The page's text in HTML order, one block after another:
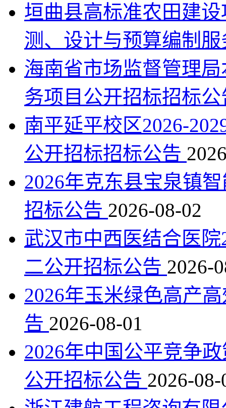
垣曲县高标准农田建
测、设计与预算编制
海南省市场监督管理
务项目公开招标招标
南平延平校区2026-
公开招标招标公告
2026年克东县宝泉镇
招标公告 2026-08-02
武汉市中西医结合医
二公开招标公告 2026-
2026年玉米绿色高产
告 2026-08-01
2026年中国公平竞争
公开招标公告 2026-08-